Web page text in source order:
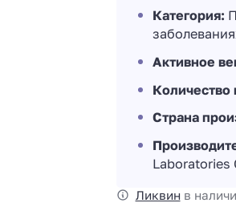
Категория:
Активное
Количество
Страна
Ликвин в